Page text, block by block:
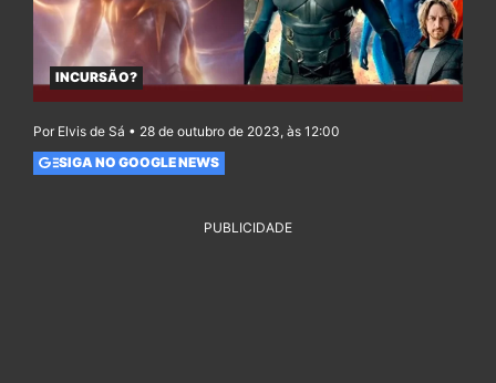
INCURSÃO?
Por Elvis de Sá • 28 de outubro de 2023, às 12:00
SIGA NO GOOGLE NEWS
PUBLICIDADE